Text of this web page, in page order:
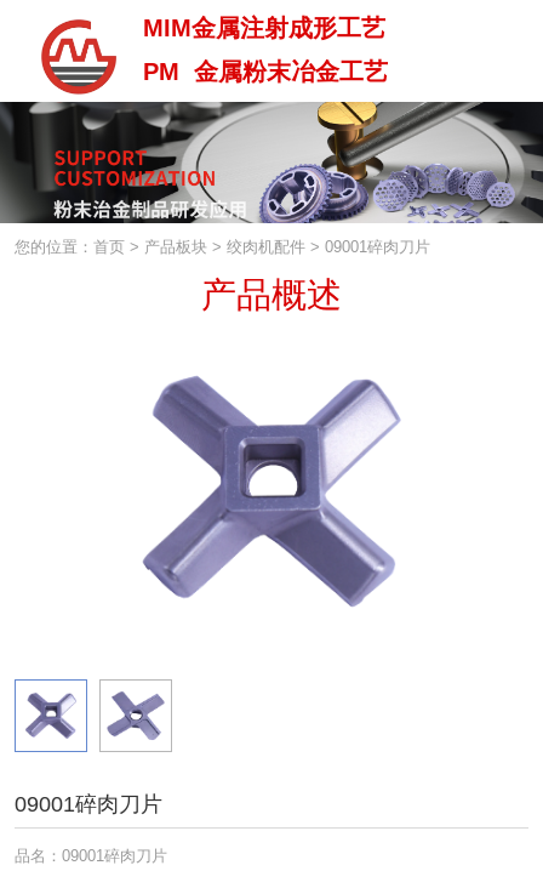
PM 金属粉末治金工艺
中 / En
MIM金属注射成形工艺
PM 金属粉末冶金工艺
您的位置：首页 > 产品板块 > 绞肉机配件 > 09001碎肉刀片
产品概述
09001碎肉刀片
品名：09001碎肉刀片